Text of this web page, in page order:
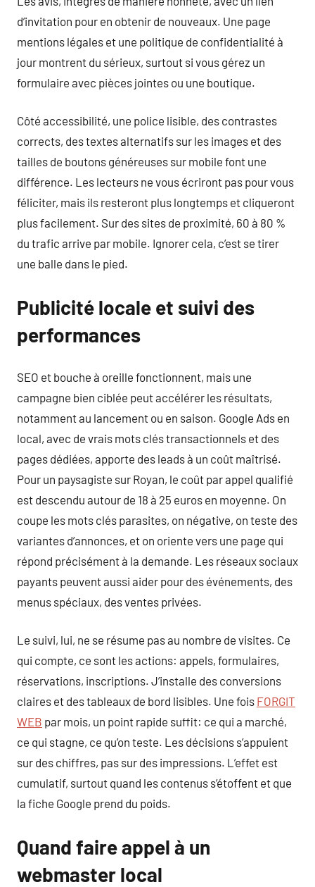
d’invitation pour en obtenir de nouveaux. Une page
mentions légales et une politique de confidentialité à
jour montrent du sérieux, surtout si vous gérez un
formulaire avec pièces jointes ou une boutique.
Côté accessibilité, une police lisible, des contrastes
corrects, des textes alternatifs sur les images et des
tailles de boutons généreuses sur mobile font une
différence. Les lecteurs ne vous écriront pas pour vous
féliciter, mais ils resteront plus longtemps et cliqueront
plus facilement. Sur des sites de proximité, 60 à 80 %
du trafic arrive par mobile. Ignorer cela, c’est se tirer
une balle dans le pied.
Publicité locale et suivi des
performances
SEO et bouche à oreille fonctionnent, mais une
campagne bien ciblée peut accélérer les résultats,
notamment au lancement ou en saison. Google Ads en
local, avec de vrais mots clés transactionnels et des
pages dédiées, apporte des leads à un coût maîtrisé.
Pour un paysagiste sur Royan, le coût par appel qualifié
est descendu autour de 18 à 25 euros en moyenne. On
coupe les mots clés parasites, on négative, on teste des
variantes d’annonces, et on oriente vers une page qui
répond précisément à la demande. Les réseaux sociaux
payants peuvent aussi aider pour des événements, des
menus spéciaux, des ventes privées.
Le suivi, lui, ne se résume pas au nombre de visites. Ce
qui compte, ce sont les actions: appels, formulaires,
réservations, inscriptions. J’installe des conversions
claires et des tableaux de bord lisibles. Une fois FORGIT
WEB par mois, un point rapide suffit: ce qui a marché,
ce qui stagne, ce qu’on teste. Les décisions s’appuient
sur des chiffres, pas sur des impressions. L’effet est
cumulatif, surtout quand les contenus s’étoffent et que
la fiche Google prend du poids.
Quand faire appel à un
webmaster local